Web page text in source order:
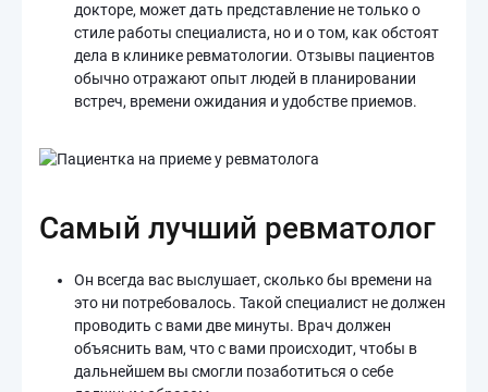
докторе, может дать представление не только о
стиле работы специалиста, но и о том, как обстоят
дела в клинике ревматологии. Отзывы пациентов
обычно отражают опыт людей в планировании
встреч, времени ожидания и удобстве приемов.
Самый лучший ревматолог
Он всегда вас выслушает, сколько бы времени на
это ни потребовалось. Такой специалист не должен
проводить с вами две минуты. Врач должен
объяснить вам, что с вами происходит, чтобы в
дальнейшем вы смогли позаботиться о себе